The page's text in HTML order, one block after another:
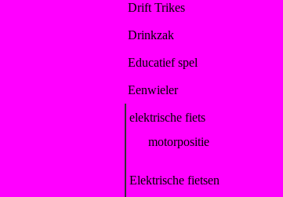
Drift Trikes
Drinkzak
Educatief spel
Eenwieler
elektrische fiets
motorpositie
Elektrische fietsen